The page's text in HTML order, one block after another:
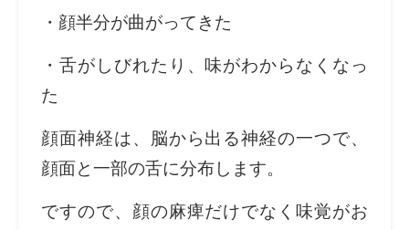
・顔半分が曲がってきた
・舌がしびれたり、味がわからなくなっ
た
顔面神経は、脳から出る神経の一つで、
顔面と一部の舌に分布します。
ですので、顔の麻痺だけでなく味覚がお